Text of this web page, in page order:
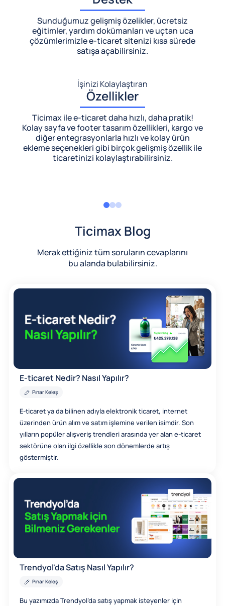
Sunduğumuz gelişmiş özelikler, ücretsiz
eğitimler, yardım dokümanları ve uçtan uca
çözümlerimizlee-ticaret sitenizi kısa sürede
satışa açabilirsiniz.
İşinizi Kolaylaştıran
Özellikler
Ticimax ile e-ticaret daha hızlı, daha pratik!
Kolay sayfa ve footer tasarım özellikleri, kargo ve
diğer entegrasyonlarla hızlı ve kolay ürün
ekleme seçenekleri gibi birçok gelişmiş özellik ile
ticaretinizi kolaylaştırabilirsiniz.
Ticimax Blog
Merak ettiğiniz tüm soruların cevaplarını
bu alanda bulabilirsiniz.
E-ticaret Nedir? Nasıl Yapılır?
Pınar Keleş
E-ticaret ya da bilinen adıyla elektronik ticaret, internet
üzerinden ürün alım ve satım işlemine verilen isimdir. Son
yılların popüler alışveriş trendleri arasında yer alan e-ticaret
sektörüne olan ilgi özellikle son dönemlerde artış
göstermiştir.
Trendyol'da Satış Nasıl Yapılır?
Pınar Keleş
Bu yazımızda Trendyol’da satış yapmak isteyenler için